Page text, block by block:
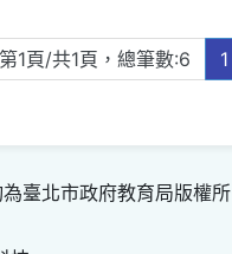
第1頁/共1頁，總筆數:6 1
臺北市政府教育局版權所